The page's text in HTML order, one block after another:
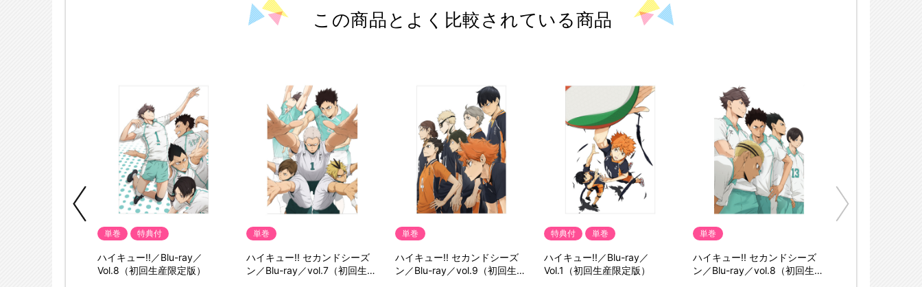
この商品とよく比較されている商品
単巻 特典付
ハイキュー!!／Blu-ray／
Vol.8（初回生産限定版）
単巻
ハイキュー!! セカンドシーズ
ン／Blu-ray／vol.7（初回生産
単巻
ハイキュー!! セカンドシーズ
ン／Blu-ray／vol.9（初回生産
特典付 単巻
ハイキュー!!／Blu-ray／
Vol.1（初回生産限定版）
単巻
ハイキュー!! セカンドシーズ
ン／Blu-ray／vol.8（初回生産